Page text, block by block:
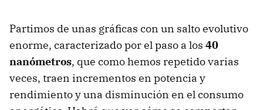
Partimos de unas gráficas con un salto evolutivo
enorme, caracterizado por el paso a los 40
nanómetros, que como hemos repetido varias
veces, traen incrementos en potencia y
rendimiento y una disminución en el consumo